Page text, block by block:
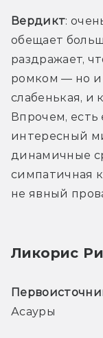
Вердикт:
обещает
раздражает,
ромком — но и
слабенькая, и
Впрочем,
интересный
динамичные
симпатичная
не явный
Ликорис
Асауры